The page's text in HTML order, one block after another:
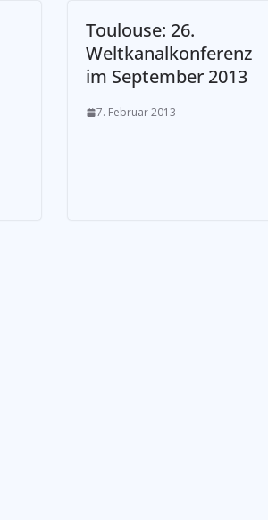
Toulouse: 26.
Weltkanalkonferenz
im September 2013
7. Februar 2013